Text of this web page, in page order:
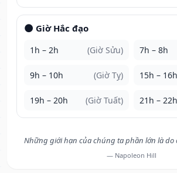
🌑 Giờ Hắc đạo
1h – 2h (Giờ Sửu) 7h – 8h
9h – 10h (Giờ Tỵ) 15h – 16h
19h – 20h (Giờ Tuất) 21h – 22h
Những giới hạn của chúng ta phần lớn là do
— Napoleon Hill